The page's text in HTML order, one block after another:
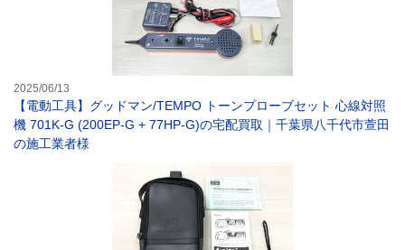
2025/06/13
【電動工具】グッドマン/TEMPO トーンプローブセット 心線対照
機 701K-G (200EP-G + 77HP-G)の宅配買取｜千葉県八千代市萱田
の施工業者様